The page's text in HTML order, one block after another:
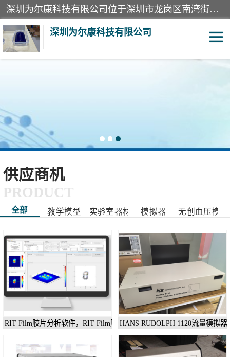
深圳为尔康科技有限公司位于深圳市龙岗区南湾街道。经营范围包括：计算机网络技术开发、技术转让、技术咨询、技术服务；一类医疗器械、通讯设备、机械设备、五金产品、电器产品的销售；二类、三类医疗器械的销售等；主要产品有：无创血压模拟仪、气体检测仪、检测仪、bms1x射线胶片、输液泵分析仪、呼吸机分析仪、心电图机测试仪等产品。
深圳为尔康科技有限公司
供应商机
PRODUCT
全部 教学模型 实验室器材 模拟器 无创血压模
测试卡 检测仪 X射线检测仪
RIT Film胶片分析软件，RIT Film胶片剂量分析软件HANS RUDOLPH 1120流量模拟
模拟器
测试卡
X射线检测仪
分析仪
血透机分析仪 电气分析仪
输液泵分析仪 X射线分析仪